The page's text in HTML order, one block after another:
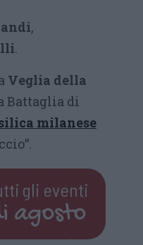
,
.
Veglia della
Battaglia di
milanese
gli eventi
agosto